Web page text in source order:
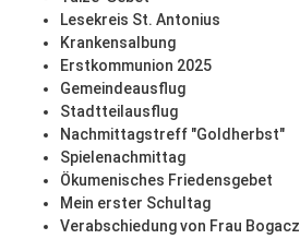
Lesekreis St. Antonius
Krankensalbung
Erstkommunion 2025
Gemeindeausflug
Stadtteilausflug
Nachmittagstreff "Goldherbst"
Spielenachmittag
Ökumenisches Friedensgebet
Mein erster Schultag
Verabschiedung von Frau Bogacz